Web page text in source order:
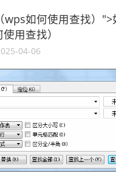
（wps如何使用查找）">
用查找）
04-06